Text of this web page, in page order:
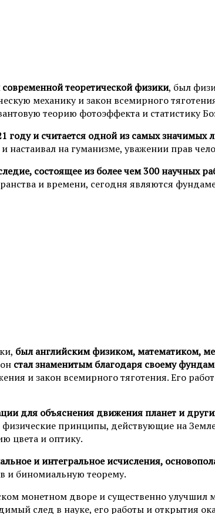
теоретической физики, был
механику и закон всемирного
теорию фотоэффекта и статистику
и считается одной из самых значимых
на гуманизме, уважении прав
состоящее из более чем 300 научных
и времени, сегодня являются
был английским физиком, математиком,
стал знаменитым благодаря своему
и закон всемирного тяготения. Его
для объяснения движения планет и
принципы, действующие на
цвета и оптику.
и интегральное исчисления,
и биномиальную теорему.
монетном дворе и существенно улучшил
след в науке, его работы и открытия